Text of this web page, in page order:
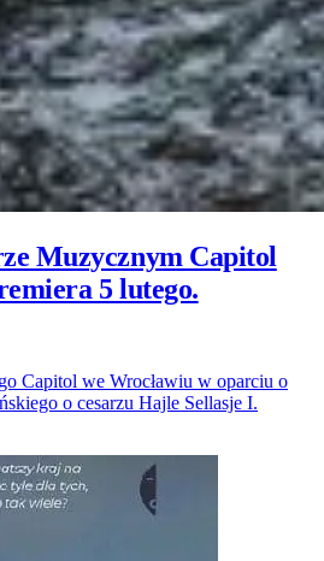
Muzycznym Capitol
5 lutego.
Capitol we Wrocławiu w oparciu o
o cesarzu Hajle Sellasje I.